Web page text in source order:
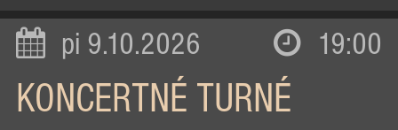
pi 9.10.2026 19:00
KONCERTNÉ TURNÉ